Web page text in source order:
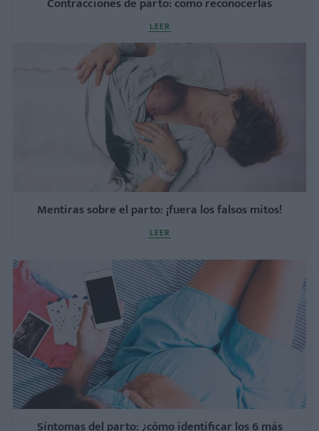
LEER
Mentiras sobre el parto: ¡fuera los falsos mitos!
LEER
Síntomas del parto: ¿cómo identificar los 6 más